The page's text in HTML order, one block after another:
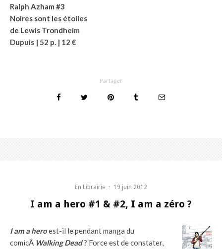
Ralph Azham #3
Noires sont les étoiles
de Lewis Trondheim
Dupuis | 52 p. | 12 €
Partager
En Librairie · 19 juin 2012
I am a hero #1 & #2, I am a zéro ?
I am a heroest-il le pendant manga du
comicÂ Walking Dead? Force est de constater,